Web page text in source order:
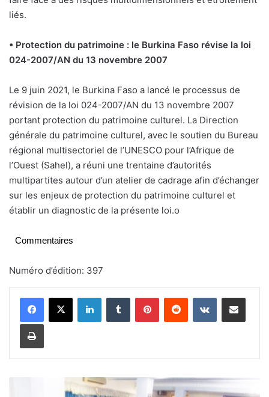
liés.
• Protection du patrimoine : le Burkina Faso révise la loi
024-2007/AN du 13 novembre 2007
Le 9 juin 2021, le Burkina Faso a lancé le processus de
révision de la loi 024-2007/AN du 13 novembre 2007
portant protection du patrimoine culturel. La Direction
générale du patrimoine culturel, avec le soutien du Bureau
régional multisectoriel de l’UNESCO pour l’Afrique de
l’Ouest (Sahel), a réuni une trentaine d’autorités
multipartites autour d’un atelier de cadrage afin d’échanger
sur les enjeux de protection du patrimoine culturel et
établir un diagnostic de la présente loi.o
Commentaires
Numéro d’édition: 397